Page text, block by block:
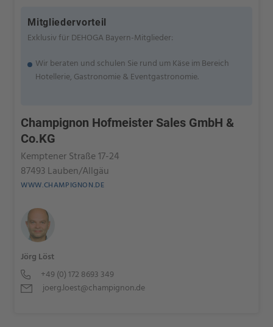
Mitgliedervorteil
Exklusiv für DEHOGA Bayern-Mitglieder:
Wir beraten und schulen Sie rund um Käse im Bereich
Hotellerie, Gastronomie & Eventgastronomie.
Champignon Hofmeister Sales GmbH &
Co.KG
Kemptener Straße 17-24
87493 Lauben/Allgäu
WWW.CHAMPIGNON.DE
Jörg Löst
+49 (0) 172 8693 349
joerg.loest@champignon.de